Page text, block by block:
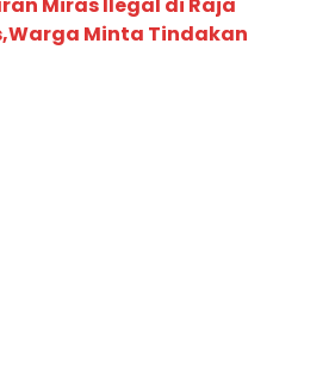
Miras Ilegal di Raja
Minta Tindakan